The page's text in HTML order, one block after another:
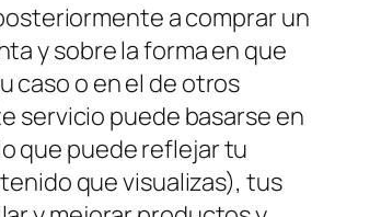
a comprar un
y sobre la forma en que
caso o en el de otros
servicio puede basarse en
que puede reflejar tu
que visualizas), tus